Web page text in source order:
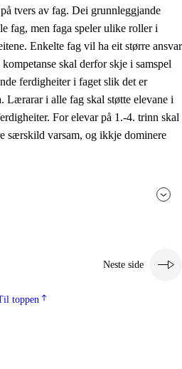
tvers av fag. Dei grunnleggjande
fag, men faga speler ulike roller i
Enkelte fag vil ha eit større ansvar
skal derfor skje i samspel
ferdigheiter i faget slik det er
Lærarar i alle fag skal støtte elevane i
For elevar på 1.-4. trinn skal
særskild varsam, og ikkje dominere
Neste side
toppen